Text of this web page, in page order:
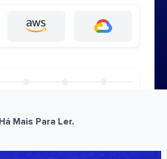
Há Mais Para Ler.